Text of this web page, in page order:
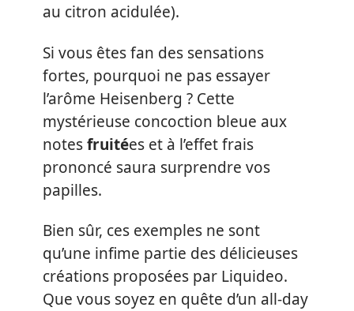
au citron acidulée).
Si vous êtes fan des sensations
fortes, pourquoi ne pas essayer
l’arôme Heisenberg ? Cette
mystérieuse concoction bleue aux
notesfruitées et à l’effet frais
prononcé saura surprendre vos
papilles.
Bien sûr, ces exemples ne sont
qu’une infime partie des délicieuses
créations proposées par Liquideo.
Que vous soyez en quête d’un all-day